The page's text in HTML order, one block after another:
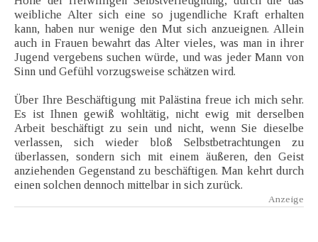
weibliche Alter sich eine so jugendliche Kraft erhalten
kann, haben nur wenige den Mut sich anzueignen. Allein
auch in Frauen bewahrt das Alter vieles, was man in ihrer
Jugend vergebens suchen würde, und was jeder Mann von
Sinn und Gefühl vorzugsweise schätzen wird.
Über Ihre Beschäftigung mit Palästina freue ich mich sehr.
Es ist Ihnen gewiß wohltätig, nicht ewig mit derselben
Arbeit beschäftigt zu sein und nicht, wenn Sie dieselbe
verlassen, sich wieder bloß Selbstbetrachtungen zu
überlassen, sondern sich mit einem äußeren, den Geist
anziehenden Gegenstand zu beschäftigen. Man kehrt durch
einen solchen dennoch mittelbar in sich zurück.